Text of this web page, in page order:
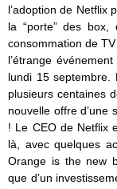
l’adoption de Netflix
la “porte” des
consommation de
l’étrange
lundi 15 septembre.
plusieurs centaines
nouvelle offre d’une
! Le CEO de Netflix
là, avec quelques
Orange is the new
que d’un